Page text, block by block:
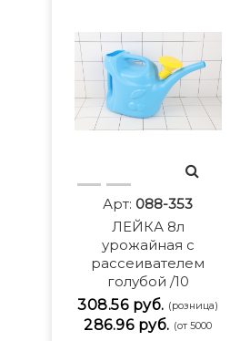
Арт: 088-353
ЛЕЙКА 8л
урожайная с
рассеивателем
голубой /10
308.56 руб. (розница)
286.96 руб. (от 5000